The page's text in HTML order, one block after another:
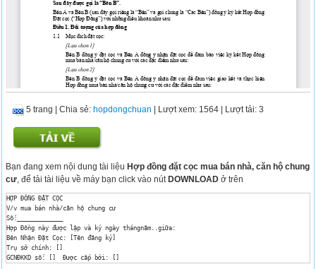
5 trang |Chia sẻ: hopdongchuan | Lượt xem: 1564 | Lượt tải: 3
Bạn đang xem nội dung tài liệuHợp đồng đặt cọc mua bán nhà, căn hộ chung
cư , để tải tài liệu về máy bạn click vào nútDOWNLOAD ở trên
HỢP ĐỒNG ĐẶT CỌC
V/v mua bán nhà/căn hộ chung cư
Số:_____________
Hợp Đồng này được lập và ký ngày thángnăm..giữa:
Bên Nhận Đặt Cọc: [Tên đăng ký]
Trụ sở chính: []
GCNĐKKD số: []	Được cấp bởi: []